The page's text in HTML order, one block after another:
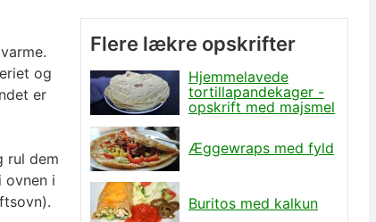
og
er
rul dem
ovnen i
Flere lækre opskrifter
Hjemmelavede
tortillapandekager -
opskrift med majsmel
Æggewraps med fyld
Buritos med kalkun